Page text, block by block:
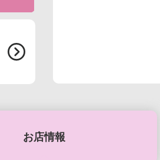
お店情報